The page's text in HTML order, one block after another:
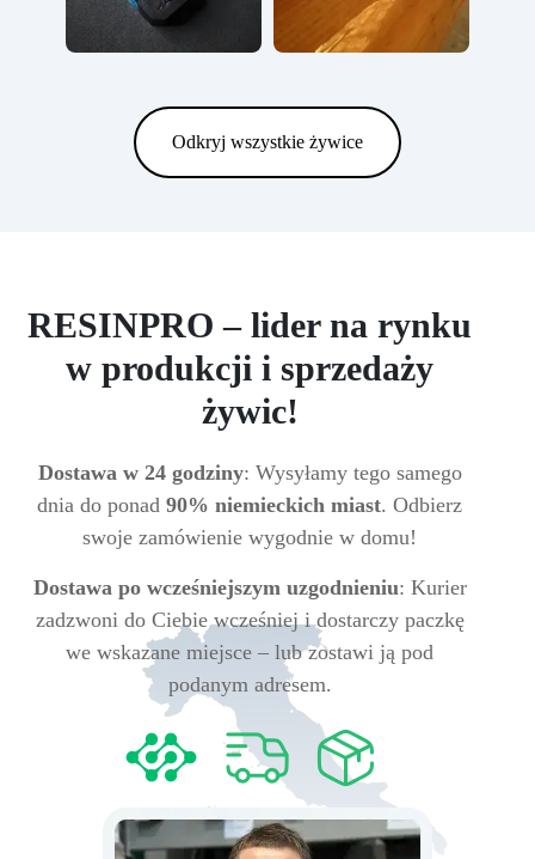
Odkryj wszystkie żywice
RESINPRO – lider na rynku
w produkcji i sprzedaży
żywic!
Dostawa w 24 godziny: Wysyłamy tego samego
dnia do ponad 90% niemieckich miast. Odbierz
swoje zamówienie wygodnie w domu!
Dostawa po wcześniejszym uzgodnieniu: Kurier
zadzwoni do Ciebie wcześniej i dostarczy paczkę
we wskazane miejsce – lub zostawi ją pod
podanym adresem.